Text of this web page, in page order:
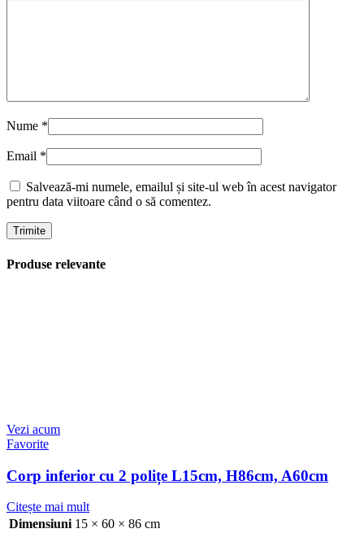
Nume *
Email *
Salvează-mi numele, emailul și site-ul web în acest navigator
pentru data viitoare când o să comentez.
Produse relevante
Vezi acum
Favorite
Corp inferior cu 2 polițe L15cm, H86cm, A60cm
Citește mai mult
Dimensiuni 15 × 60 × 86 cm